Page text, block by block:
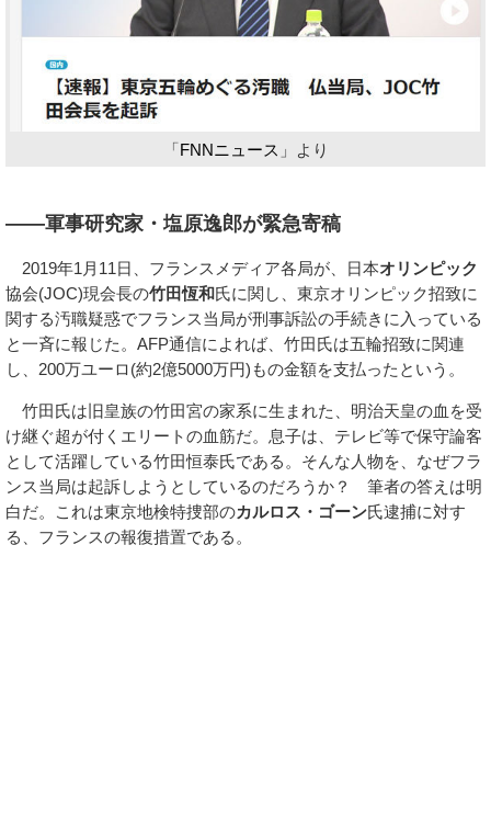
「FNNニュース 」より
――軍事研究家・塩原逸郎が緊急寄稿
2019年1月11日、フランスメディア各局が、日本オリンピック
協会(JOC)現会長の竹田恆和氏に関し、東京オリンピック招致に
関する汚職疑惑でフランス当局が刑事訴訟の手続きに入っている
と一斉に報じた。AFP通信によれば、竹田氏は五輪招致に関連
し、200万ユーロ(約2億5000万円)もの金額を支払ったという。
竹田氏は旧皇族の竹田宮の家系に生まれた、明治天皇の血を受
け継ぐ超が付くエリートの血筋だ。息子は、テレビ等で保守論客
として活躍している竹田恒泰氏である。そんな人物を、なぜフラ
ンス当局は起訴しようとしているのだろうか？ 筆者の答えは明
白だ。これは東京地検特捜部のカルロス・ゴーン氏逮捕に対す
る、フランスの報復措置である。